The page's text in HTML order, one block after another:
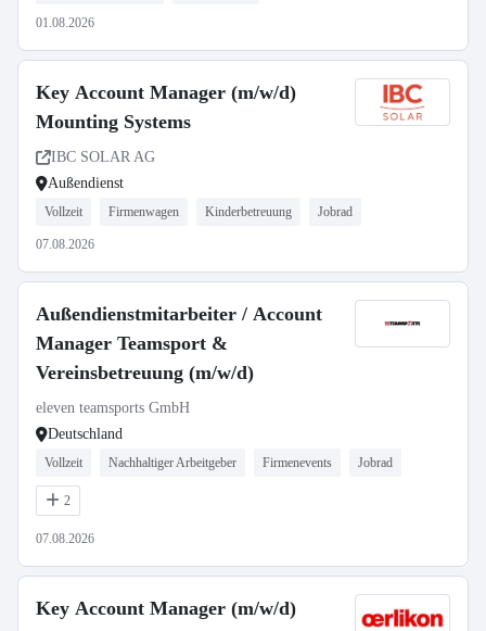
01.08.2026
Key Account Manager (m/w/d)
Mounting Systems
IBC SOLAR AG
Außendienst
Vollzeit Firmenwagen Kinderbetreuung Jobrad
07.08.2026
Außendienstmitarbeiter / Account
Manager Teamsport &
Vereinsbetreuung (m/w/d)
eleven teamsports GmbH
Deutschland
Vollzeit Nachhaltiger Arbeitgeber Firmenevents Jobrad
2
07.08.2026
Key Account Manager (m/w/d)